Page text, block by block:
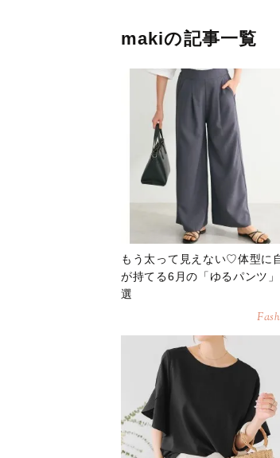
makiの記事一覧
もう太って見えない♡体型に
が持てる6月の「ゆるパンツ
選